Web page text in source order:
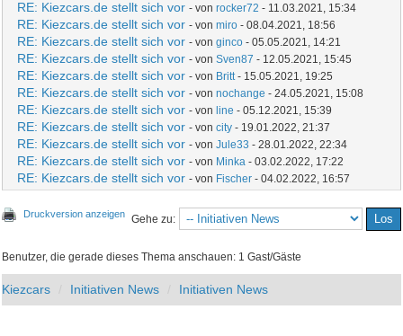
RE: Kiezcars.de stellt sich vor - vonrocker72 - 11.03.2021, 15:34
RE: Kiezcars.de stellt sich vor - vonmiro - 08.04.2021, 18:56
RE: Kiezcars.de stellt sich vor - vonginco - 05.05.2021, 14:21
RE: Kiezcars.de stellt sich vor - vonSven87 - 12.05.2021, 15:45
RE: Kiezcars.de stellt sich vor - von Britt- 15.05.2021, 19:25
RE: Kiezcars.de stellt sich vor - vonnochange - 24.05.2021, 15:08
RE: Kiezcars.de stellt sich vor - von line - 05.12.2021, 15:39
RE: Kiezcars.de stellt sich vor - voncity - 19.01.2022, 21:37
RE: Kiezcars.de stellt sich vor - vonJule33 - 28.01.2022, 22:34
RE: Kiezcars.de stellt sich vor - von Minka - 03.02.2022, 17:22
RE: Kiezcars.de stellt sich vor - von Fischer - 04.02.2022, 16:57
Druckversion anzeigen Gehe zu:
Benutzer, die gerade dieses Thema anschauen: 1 Gast/Gäste
Kiezcars Initiativen News Initiativen News